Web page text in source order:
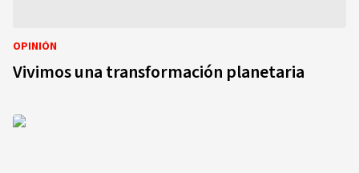
OPINIÓN
Vivimos una transformación planetaria